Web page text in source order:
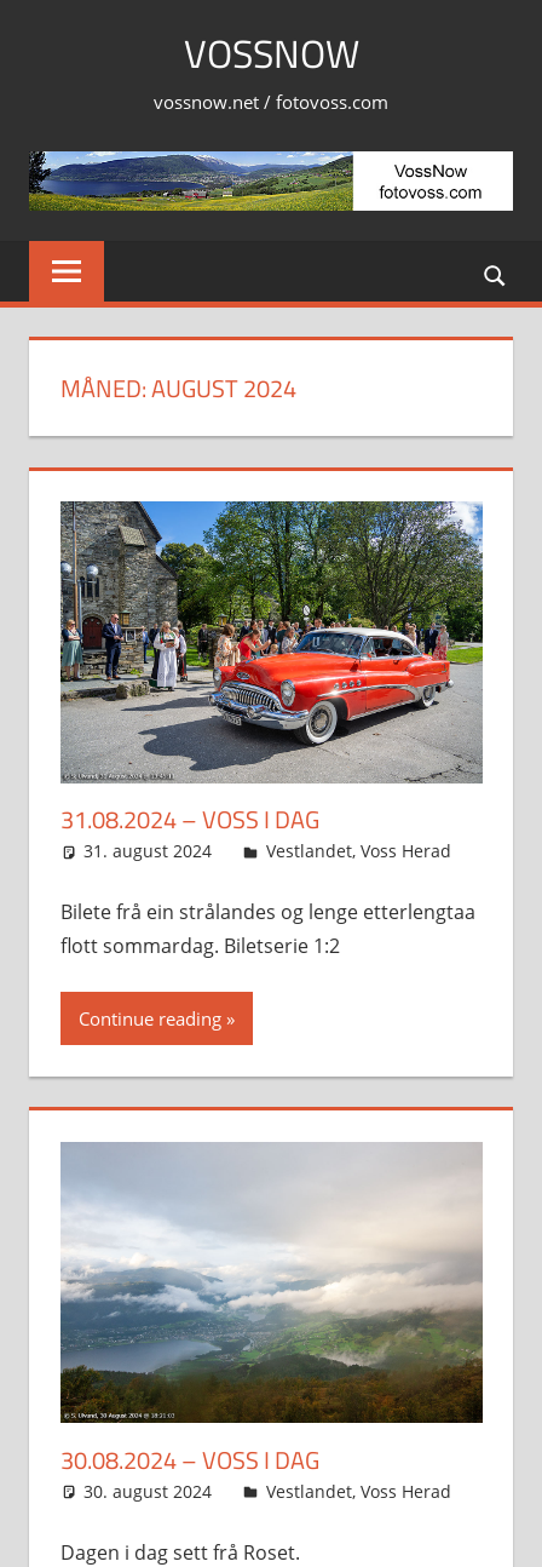
VOSSNOW
vossnow.net / fotovoss.com
MÅNED:AUGUST 2024
31.08.2024 – VOSS I DAG
31. august 2024 Svein
Vestlandet, Voss Herad
Bilete frå ein strålandes og lenge etterlengtaa
flott sommardag. Biletserie 1:2
Continue reading
30.08.2024 – VOSS I DAG
30. august 2024 Svein
Vestlandet, Voss Herad
Dagen i dag sett frå Roset.